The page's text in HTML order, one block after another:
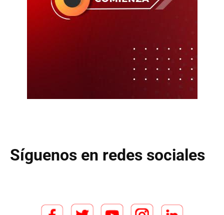
Síguenos en redes sociales